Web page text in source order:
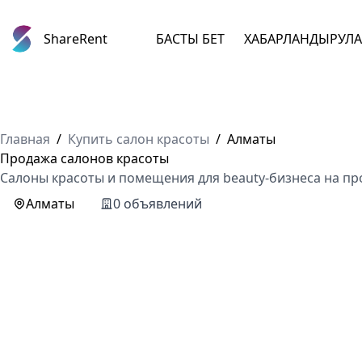
ShareRent БАСТЫ БЕТ
Главная / Купить салон красоты / Алматы
Продажа салонов красоты
Салоны красоты и помещения для beauty-бизнеса на
Алматы
0 объявлений